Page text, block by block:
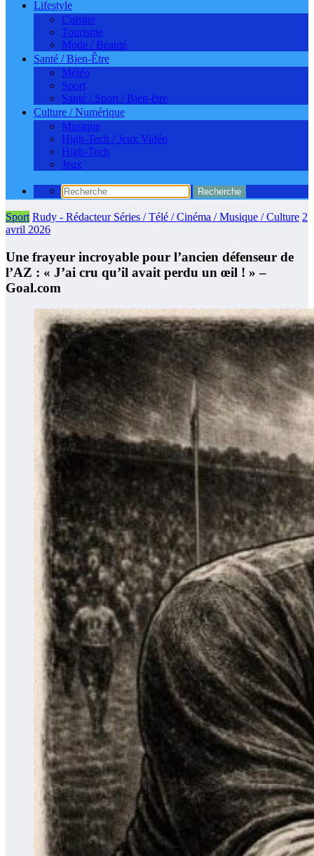
Lifestyle
Cuisine
Tourisme
Mode / Beauté
Santé / Bien-Être
Météo
Sport
Santé / Sport / Bien-être
Culture / Numérique
Musique
High-Tech / Jeux Vidéo
High-Tech
Jeux
Sport Rudy - Rédacteur Séries / Télé / Cinéma / Musique / Culture 2
avril 2026
Une frayeur incroyable pour l’ancien défenseur de
l’AZ : « J’ai cru qu’il avait perdu un œil ! » –
Goal.com